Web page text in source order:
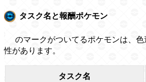
タスク名と報酬ポケモン
のマークがついてるポケモンは、
性があります。
タスク名